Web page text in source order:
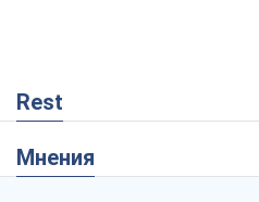
Rest
Мнения